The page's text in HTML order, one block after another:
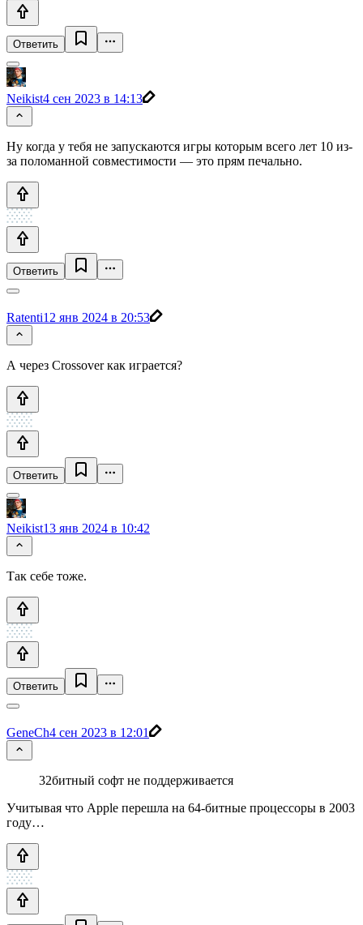
Ответить
Neikist4 сен 2023 в 14:13
Ну когда у тебя не запускаются игры которым всего лет 10 из-
за поломанной совместимости — это прям печально.
Ответить
Ratenti12 янв 2024 в 20:53
А через Crossover как играется?
Ответить
Neikist13 янв 2024 в 10:42
Так себе тоже.
Ответить
GeneCh4 сен 2023 в 12:01
32битный софт не поддерживается
Учитывая что Apple перешла на 64-битные процессоры в 2003
году…